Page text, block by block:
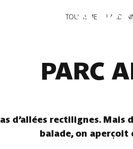
TOURISME EN
PARC
d’allées rectilignes. Mais
balade, on aperçoit